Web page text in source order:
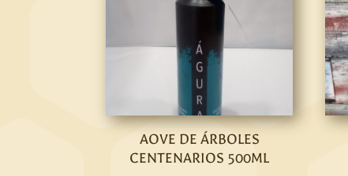
AOVE DE ÁRBOLES
CENTENARIOS 500ML